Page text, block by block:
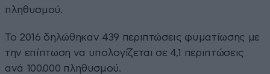
πληθυσμού.
Το 2016 δηλώθηκαν 439 περιπτώσεις φυματίωσης με
την επίπτωση να υπολογίζεται σε 4,1 περιπτώσεις
ανά 100.000 πληθυσμού.